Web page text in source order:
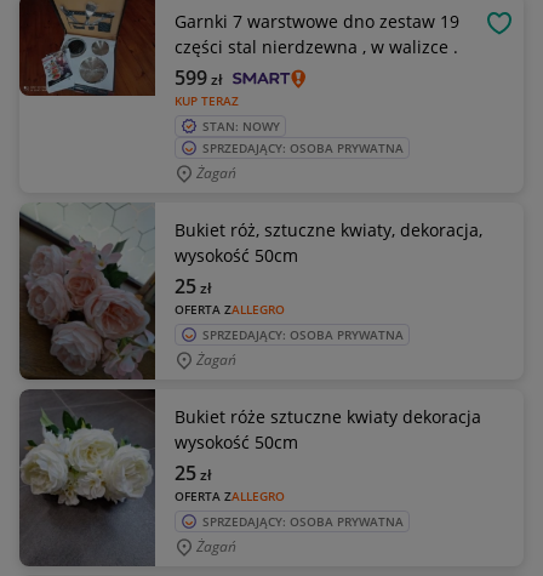
Garnki 7 warstwowe dno zestaw 19
części stal nierdzewna , w walizce .
KUP TERAZ
599zł
STAN: NOWY
SPRZEDAJĄCY: OSOBA PRYWATNA
Żagań
Bukiet róż, sztuczne kwiaty, dekoracja,
wysokość 50cm
OFERTA ZALLEGRO
25zł
SPRZEDAJĄCY: OSOBA PRYWATNA
Żagań
Bukiet róże sztuczne kwiaty dekoracja
wysokość 50cm
OFERTA ZALLEGRO
25zł
SPRZEDAJĄCY: OSOBA PRYWATNA
Żagań